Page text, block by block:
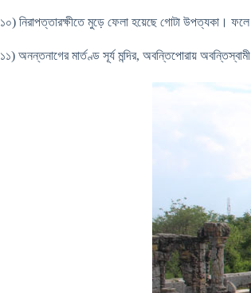
১০) নিরাপত্তারক্ষীতে মুড়ে ফেলা হয়েছে গোটা উপত্যকা।
১১) অনন্তনাগের মার্তণ্ড সূর্য মন্দির, অবন্তিপোরায়